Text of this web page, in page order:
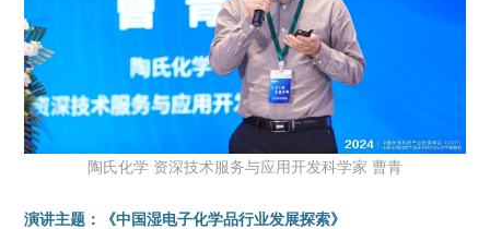
陶氏化学 资深技术服务与应用开发科学家 曹青
演讲主题：《中国湿电子化学品行业发展探索》